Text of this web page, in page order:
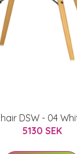
DSW - 04
5130 SEK